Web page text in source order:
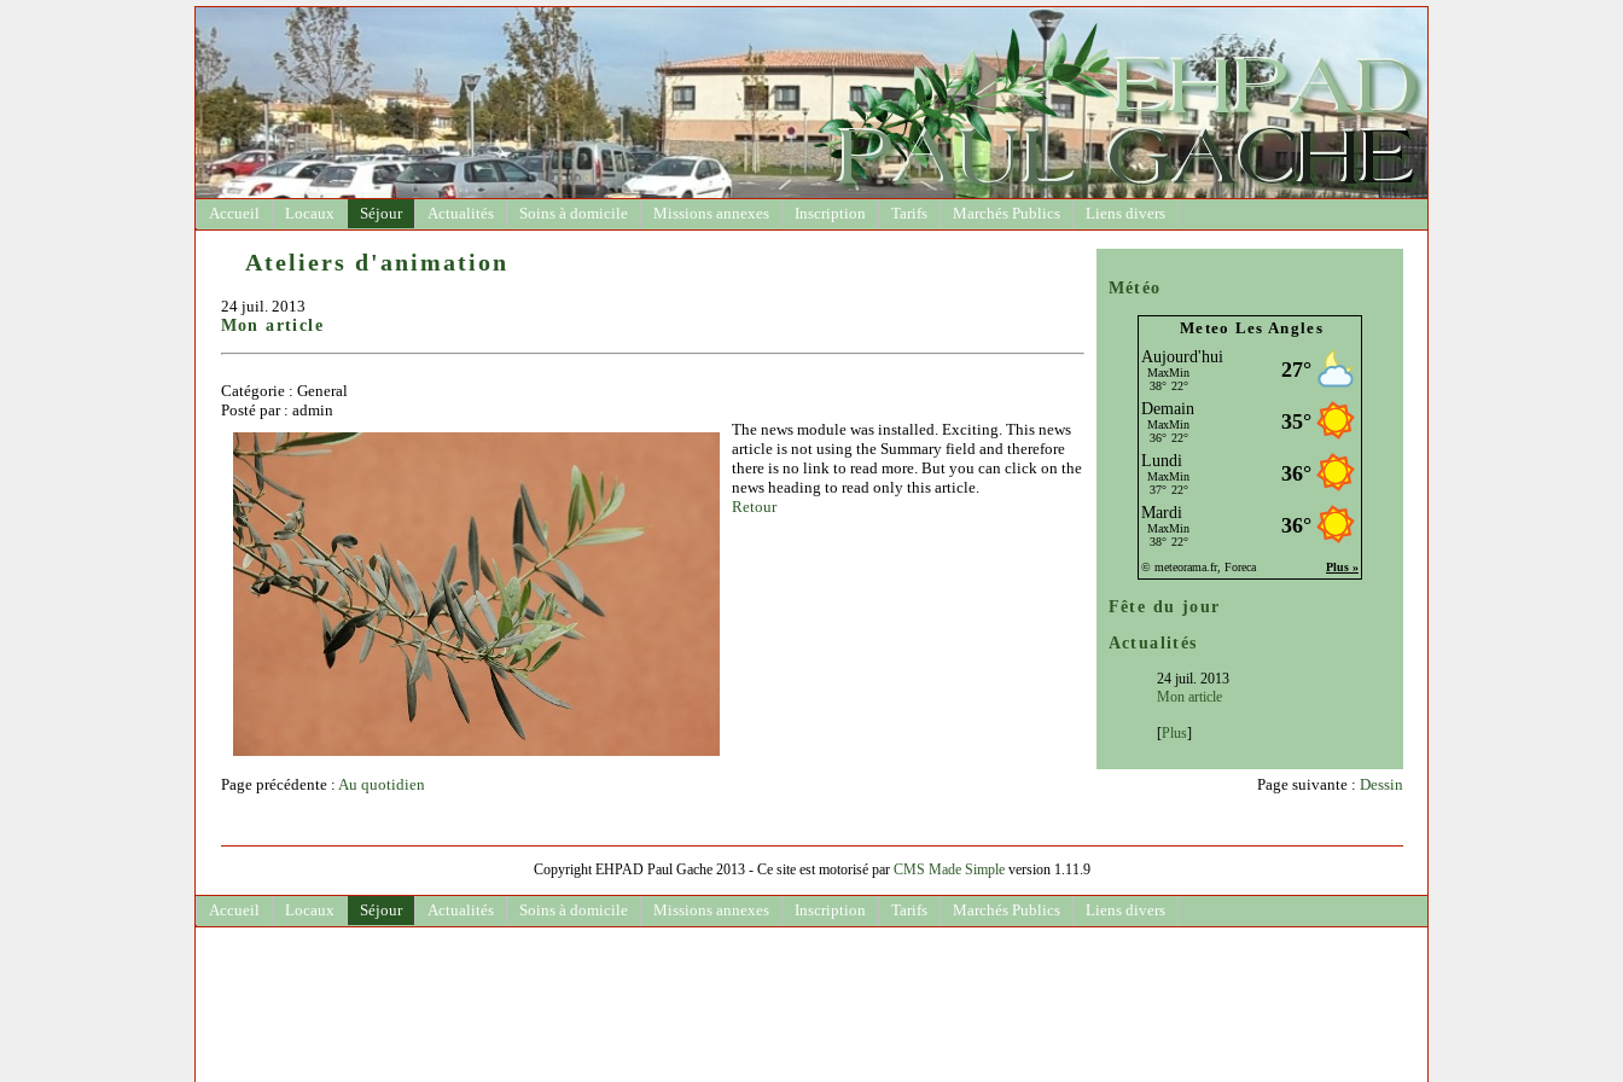
Accueil Locaux Séjour Actualités Soins à domicile Missions annexes Inscription Tarifs Marchés Publics Liens divers
Météo
Meteo Les Angles
Fête du jour
Actualités
24 juil. 2013
Mon article
[Plus]
Ateliers d'animation
24 juil. 2013
Mon article
Catégorie : General
Posté par : admin
The news module was installed. Exciting. This news
article is not using the Summary field and therefore
there is no link to read more. But you can click on the
news heading to read only this article.
Retour
Page suivante : Dessin
Page précédente : Au quotidien
Copyright EHPAD Paul Gache 2013 - Ce site est motorisé par CMS Made Simpleversion 1.11.9
Accueil Locaux Séjour Actualités Soins à domicile Missions annexes Inscription Tarifs Marchés Publics Liens divers